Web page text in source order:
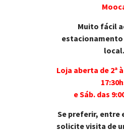
Muito fácil
local.
Loja aberta de 2ª à
e Sáb. das
Se preferir, entre
solicite visita de